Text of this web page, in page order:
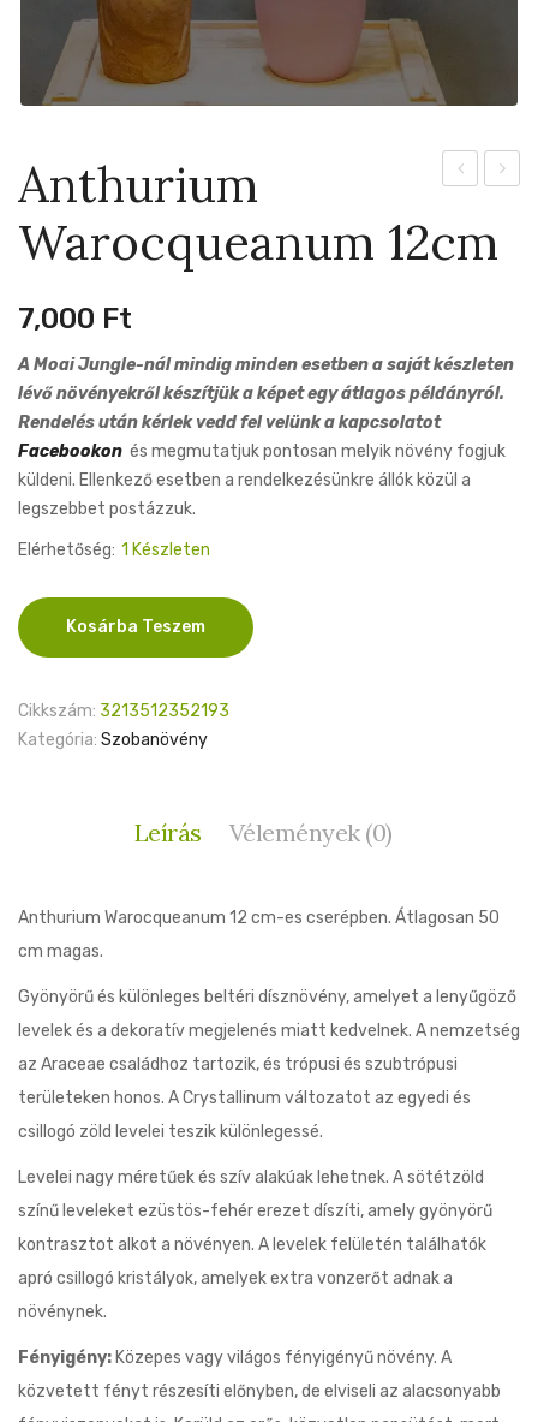
8cm Queen
Anthurium
Warocqueanum 12cm
7,000 Ft
A Moai Jungle-nál mindig minden esetben a saját készleten
lévő növényekről készítjük a képet egy átlagos példányról.
Rendelés után kérlek vedd fel velünk a kapcsolatot
Facebookon és megmutatjuk pontosan melyik növény fogjuk
küldeni. Ellenkező esetben a rendelkezésünkre állók közül a
legszebbet postázzuk.
Elérhetőség: 1 Készleten
Anthurium
Warocqueanum
Kosárba Teszem
Cikkszám: 3213512352193
Kategória: Szobanövény
Leírás Vélemények (0)
Anthurium Warocqueanum 12 cm-es cserépben. Átlagosan 50
cm magas.
Gyönyörű és különleges beltéri dísznövény, amelyet a lenyűgöző
levelek és a dekoratív megjelenés miatt kedvelnek. A nemzetség
az Araceae családhoz tartozik, és trópusi és szubtrópusi
területeken honos. A Crystallinum változatot az egyedi és
csillogó zöld levelei teszik különlegessé.
Levelei nagy méretűek és szív alakúak lehetnek. A sötétzöld
színű leveleket ezüstös-fehér erezet díszíti, amely gyönyörű
kontrasztot alkot a növényen. A levelek felületén találhatók
apró csillogó kristályok, amelyek extra vonzerőt adnak a
növénynek.
Fényigény: Közepes vagy világos fényigényű növény. A
közvetett fényt részesíti előnyben, de elviseli az alacsonyabb